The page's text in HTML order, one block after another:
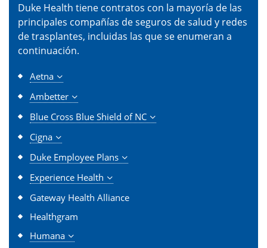
Duke Health tiene contratos con la mayoría de las
principales compañías de seguros de salud y redes
de trasplantes, incluidas las que se enumeran a
continuación.
Aetna
Ambetter
Blue Cross Blue Shield of NC
Cigna
Duke Employee Plans
Experience Health
Gateway Health Alliance
Healthgram
Humana